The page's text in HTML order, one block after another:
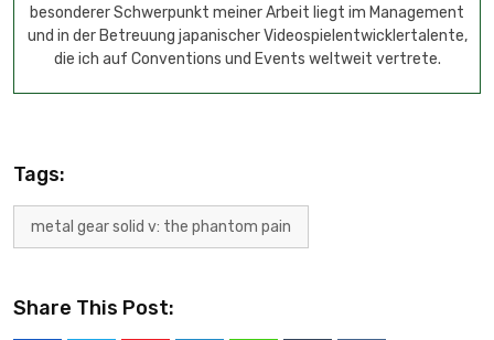
besonderer Schwerpunkt meiner Arbeit liegt im Management
und in der Betreuung japanischer Videospielentwicklertalente,
die ich auf Conventions und Events weltweit vertrete.
Tags:
metal gear solid v: the phantom pain
Share This Post: